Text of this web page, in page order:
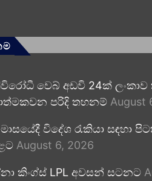
වෙබ් අඩවි 24ක් ලංකාව
පරිදි තහනම් August
විදේශ රැකියා සඳහා
August 6, 2026
කිංග්ස් LPL අවසන් සටනට